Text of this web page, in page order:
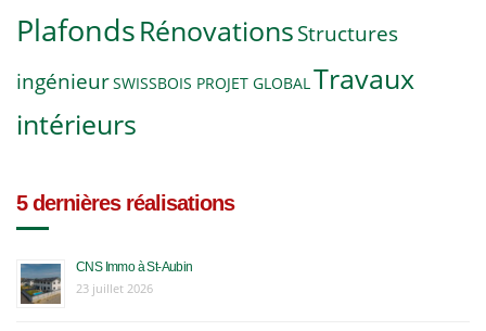
PlafondsRénovations Structures
ingénieurSWISSBOIS PROJET GLOBAL Travaux
intérieurs
5 dernières réalisations
CNS Immo à St-Aubin
23 juillet 2026